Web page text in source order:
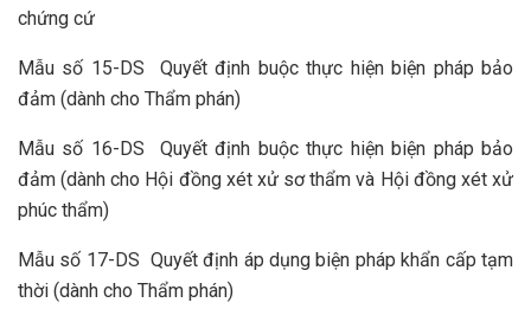
chứng cứ
Mẫu số 15-DS Quyết định buộc thực hiện biện pháp bảo
đảm (dành cho Thẩm phán)
Mẫu số 16-DS Quyết định buộc thực hiện biện pháp bảo
đảm (dành cho Hội đồng xét xử sơ thẩm và Hội đồng xét xử
phúc thẩm)
Mẫu số 17-DS Quyết định áp dụng biện pháp khẩn cấp tạm
thời (dành cho Thẩm phán)